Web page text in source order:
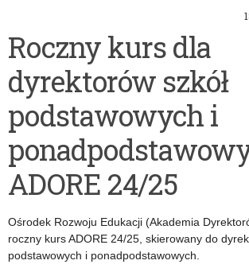
Roczny kurs dla
dyrektorów szkół
podstawowych i
ADORE 24/25
Ośrodek Rozwoju Edukacji (Akademia
roczny kurs ADORE 24/25, skierowany do
podstawowych i ponadpodstawowych.
ORE
pn.
„Rola
i
znaczenie
Sektorowych
oraz
Klastrów
rozpoczęciu
na
bezpłatne
kwalifikacyjne
podyplomowe